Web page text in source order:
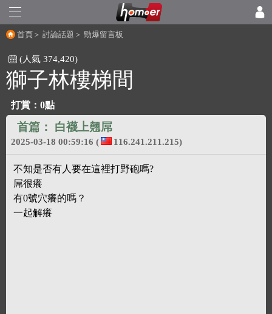
首頁 ＞ 討論話題 ＞ 勁爆留言板
(人氣 374,420)
獅子林樓梯間
打賞： 0點
首篇： 白襪上翹屌
2025-03-18 00:59:16 ( 116.241.211.215)
不知是否有人要在這裡打野砲嗎?
屌很癢
有0號穴癢的嗎？
一起解癢